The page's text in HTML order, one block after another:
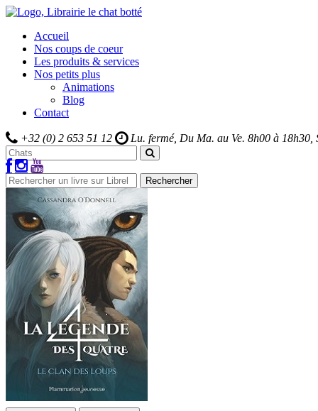
Accueil
Nos coups de coeur
Les produits & services
Nos petits plus
Animations
Blog
Contact
+32 (0) 2 653 51 12 Lu. fermé, Du Ma. au Ve. 8h00 à 18h30,
Rechercher